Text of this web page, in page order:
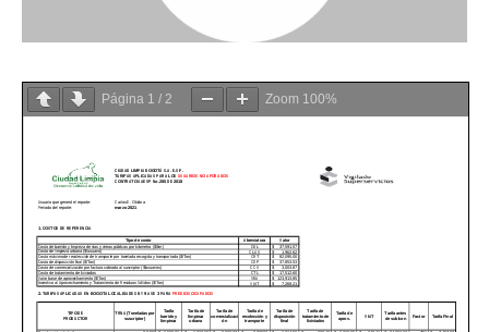
Página 1 / 2 Zoom 100%